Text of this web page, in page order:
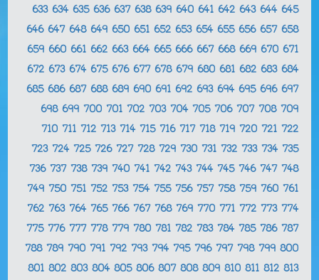
633 634 635 636 637 638 639 640 641 642 643 644 645
646 647 648 649 650 651 652 653 654 655 656 657 658
659 660 661 662 663 664 665 666 667 668 669 670 671
672 673 674 675 676 677 678 679 680 681 682 683 684
685 686 687 688 689 690 691 692 693 694 695 696 697
698 699 700 701 702 703 704 705 706 707 708 709
710 711 712 713 714 715 716 717 718 719 720 721 722
723 724 725 726 727 728 729 730 731 732 733 734 735
736 737 738 739 740 741 742 743 744 745 746 747 748
749 750 751 752 753 754 755 756 757 758 759 760 761
762 763 764 765 766 767 768 769 770 771 772 773 774
775 776 777 778 779 780 781 782 783 784 785 786 787
788 789 790 791 792 793 794 795 796 797 798 799 800
801 802 803 804 805 806 807 808 809 810 811 812 813